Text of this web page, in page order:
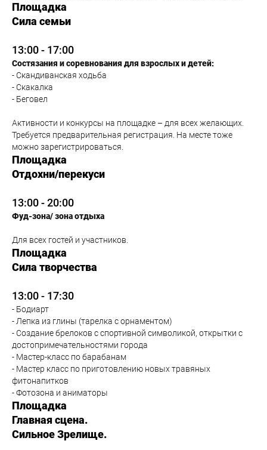
Площадка
Сила семьи
13:00 - 17:00
Состязания и соревнования для взрослых и детей:
- Скандиванская ходьба
- Скакалка
- Беговел
Активности и конкурсы на площадке – для всех желающих.
Требуется предварительная регистрация. На месте тоже
можно зарегистрироваться.
Площадка
Отдохни/перекуси
13:00 - 20:00
Фуд-зона/ зона отдыха
Для всех гостей и участников.
Площадка
Сила творчества
13:00 - 17:30
- Бодиарт
- Лепка из глины (тарелка с орнаментом)
- Создание брелоков с спортивной символикой, открытки с
достопримечательностями города
- Мастер-класс по барабанам
- Мастер класс по приготовлению новых травяных
фитонапитков
- Фотозона и аниматоры
Площадка
Главная сцена.
Сильное Зрелище.